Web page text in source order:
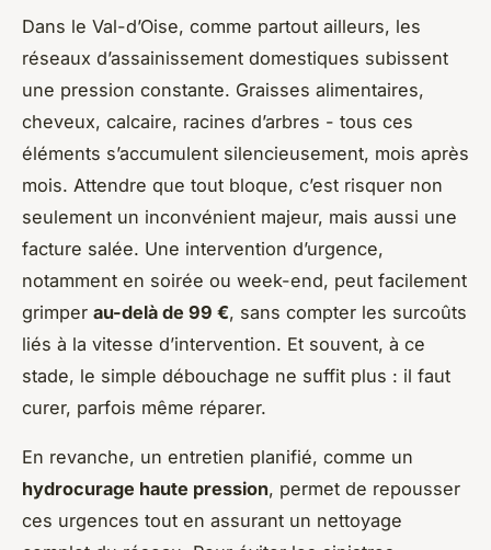
Dans le Val-d’Oise, comme partout ailleurs, les
réseaux d’assainissement domestiques subissent
une pression constante. Graisses alimentaires,
cheveux, calcaire, racines d’arbres - tous ces
éléments s’accumulent silencieusement, mois après
mois. Attendre que tout bloque, c’est risquer non
seulement un inconvénient majeur, mais aussi une
facture salée. Une intervention d’urgence,
notamment en soirée ou week-end, peut facilement
grimper au-delà de 99 €, sans compter les surcoûts
liés à la vitesse d’intervention. Et souvent, à ce
stade, le simple débouchage ne suffit plus : il faut
curer, parfois même réparer.
En revanche, un entretien planifié, comme un
hydrocurage haute pression, permet de repousser
ces urgences tout en assurant un nettoyage